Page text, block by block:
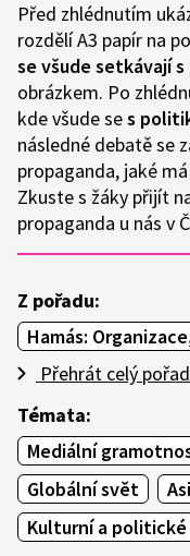
Před zhlédnutím
rozdělí A3 papír na
se všude setkávají
obrázkem. Po
kde všude ses
následné debatě se
propaganda, jaké
Zkuste s žáky přijít
propaganda u nás v
Z pořadu:
Hamás:
Přehrát celý pořad
Témata:
Mediální
Globální svět
Kulturní a